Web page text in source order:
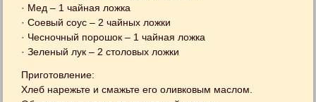
· Мед – 1 чайная ложка
· Соевый соус – 2 чайных ложки
· Чесночный порошок – 1 чайная ложка
· Зеленый лук – 2 столовых ложки
Приготовление:
Хлеб нарежьте и смажьте его оливковым маслом.